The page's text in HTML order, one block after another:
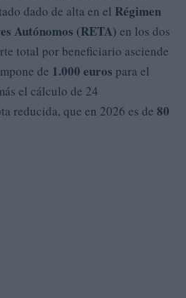
dado de alta en el Régimen
Autónomos (RETA) en los dos
total por beneficiario asciende
de 1.000 euros para el
el cálculo de 24
reducida, que en 2026 es de 80